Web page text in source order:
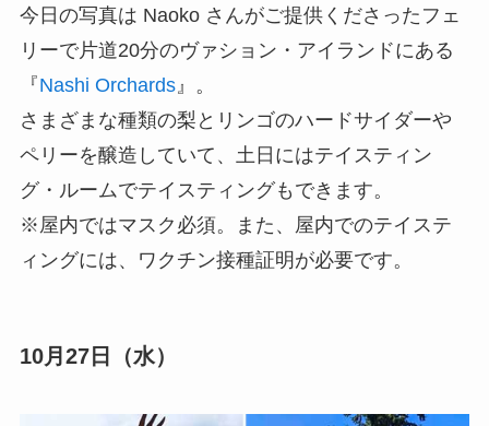
今日の写真は Naoko さんがご提供くださったフェ
リーで片道20分のヴァション・アイランドにある
『Nashi Orchards』。
さまざまな種類の梨とリンゴのハードサイダーや
ペリーを醸造していて、土日にはテイスティン
グ・ルームでテイスティングもできます。
※屋内ではマスク必須。また、屋内でのテイステ
ィングには、ワクチン接種証明が必要です。
10月27日（水）